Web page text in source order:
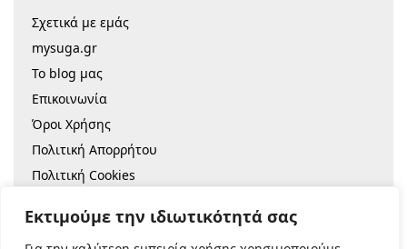
Εκτιμούμε την ιδιωτικότητά σας
Σχετικά με εμάς
mysuga.gr
Το blog μας
Επικοινωνία
Όροι Χρήσης
Πολιτική Απορρήτου
Πολιτική Cookies